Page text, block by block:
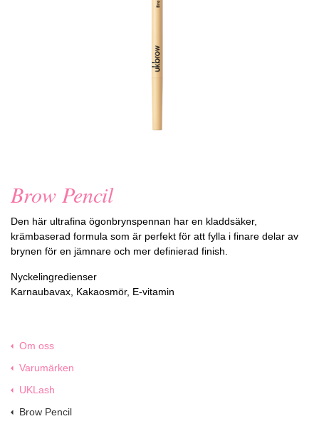
Brow Pencil
Den här ultrafina ögonbrynspennan har en kladdsäker,
krämbaserad formula som är perfekt för att fylla i finare delar av
brynen för en jämnare och mer definierad finish.
Nyckelingredienser
Karnaubavax, Kakaosmör, E-vitamin
Om oss
Varumärken
UKLash
Brow Pencil